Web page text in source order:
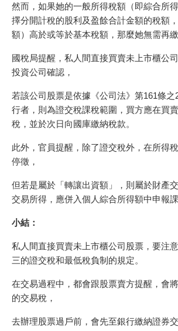
然而，如果她的一般所得稅額（即綜合所
擇分開計稅的股利及盈餘合計金額的稅額
額）高於或等於基本稅額，那麼她無需再繳
國稅局提醒，私人間直接買賣未上市櫃公
投資公司確認，
若該公司股票是依據《公司法》第161條之
行者，則為證交稅課稅範圍，買方應在買
稅，並於次日向國庫繳納稅款。
此外，官員提醒，除了證交稅外，在所得
停徵，
但若是屬於「轉讓出資額」，則屬於財產
交易所得，應併入個人綜合所得額中申報課
小結：
私人間直接買賣未上市櫃公司股票，要注
三的證交稅和最低稅負制的規定。
在交易過程中，都會跟股票賣方提醒，會
的交易稅，
去辦理股票過戶前，會先至銀行繳納證券